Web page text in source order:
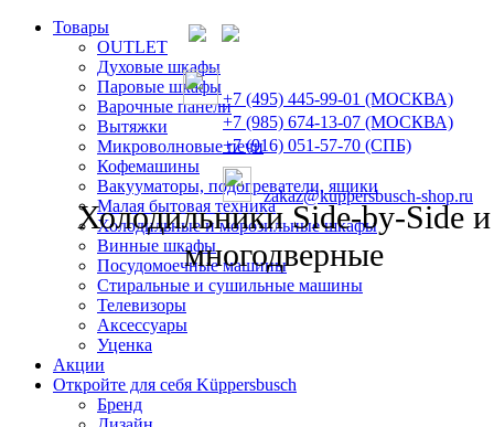
Товары
OUTLET
Духовые шкафы
Паровые шкафы
Варочные панели
Вытяжки
Микроволновые печи
Кофемашины
Вакууматоры, подогреватели, ящики
Малая бытовая техника
Холодильные и морозильные шкафы
Винные шкафы
Посудомоечные машины
Стиральные и сушильные машины
Телевизоры
Аксессуары
Уценка
Акции
Откройте для себя Küppersbusch
Бренд
Холодильники Side-by-Side и
многодверные
+7 (495) 445-99-01 (МОСКВА)
+7 (985) 674-13-07 (МОСКВА)
+7 (916) 051-57-70 (СПБ)
zakaz@kuppersbusch-shop.ru